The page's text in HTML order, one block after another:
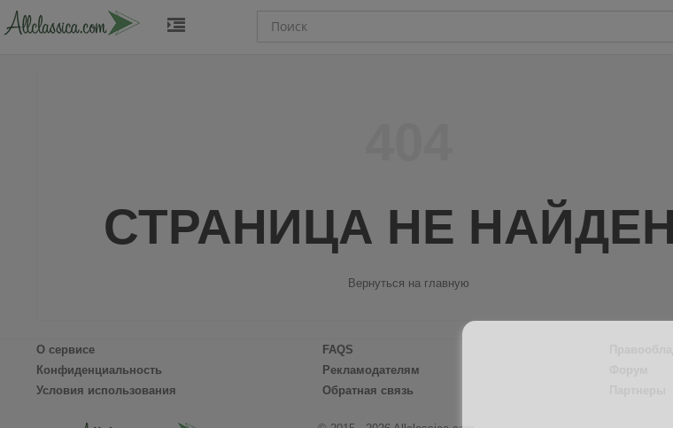
СТРАНИЦА НЕ
Вернуться на главную
О сервисе
Конфиденциальность
Условия использования
FAQS
Рекламодателям
Обратная связь